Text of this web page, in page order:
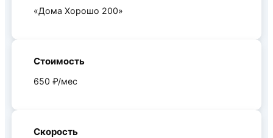
«Дома Хорошо 200»
Стоимость
650 ₽/мес
Скорость